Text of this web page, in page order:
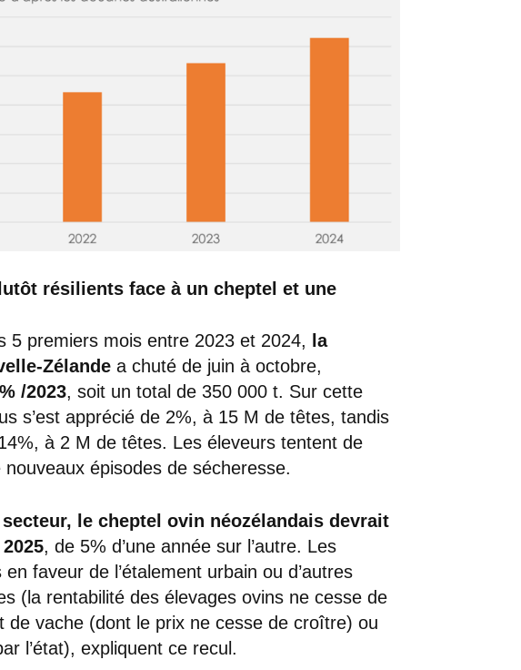
résilients face à un cheptel et une
5 premiers mois entre 2023 et 2024,
la
Zélande a chuté de juin à octobre,
/2023, soit un total de 350 000 t. Sur cette
s’est apprécié de 2%, à 15 M de têtes, tandis
à 2 M de têtes. Les éleveurs tentent de
épisodes de sécheresse.
le cheptel ovin néozélandais devrait
, de 5% d’une année sur l’autre. Les
faveur de l’étalement urbain ou d’autres
(la rentabilité des élevages ovins ne cesse de
de vache (dont le prix ne cesse de croître) ou
l’état), expliquent ce recul.